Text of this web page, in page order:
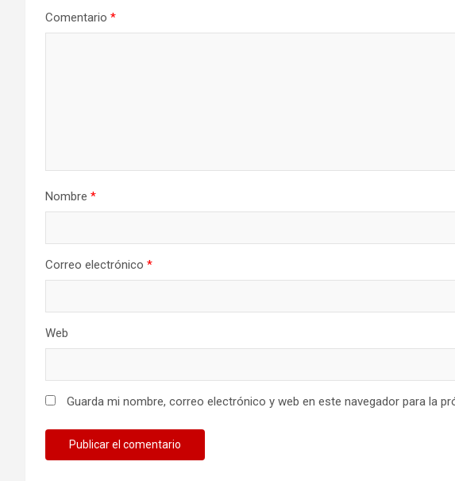
Comentario *
Nombre *
Correo electrónico *
Web
Guarda mi nombre, correo electrónico y web en este navegador para la